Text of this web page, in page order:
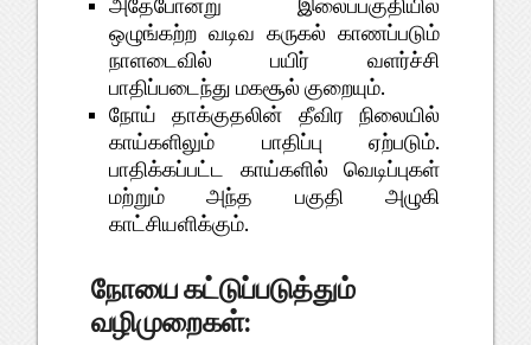
ஒழுங்கற்ற வடிவ கருகல் காணப்படும்
நாளடைவில் பயிர் வளர்ச்சி
பாதிப்படைந்து மகசூல் குறையும்.
நோய் தாக்குதலின் தீவிர நிலையில்
காய்களிலும் பாதிப்பு ஏற்படும்.
பாதிக்கப்பட்ட காய்களில் வெடிப்புகள்
மற்றும் அந்த பகுதி அழுகி
காட்சியளிக்கும்.
நோயை கட்டுப்படுத்தும்
வழிமுறைகள்: